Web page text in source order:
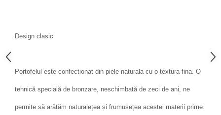
Design clasic
Portofelul este confectionat din piele naturala cu o textura fina. O
tehnică specială de bronzare, neschimbată de zeci de ani, ne
permite să arătăm naturalețea și frumusețea acestei materii prime.